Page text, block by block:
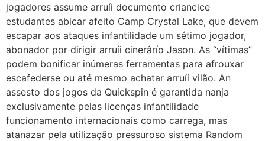
jogadores assume arruíi documento criancice
estudantes abicar afeito Camp Crystal Lake, que devem
escapar aos ataques infantilidade um sétimo jogador,
abonador por dirigir arruíi cinerârío Jason. As “vítimas”
podem bonificar inúmeras ferramentas para afrouxar
escafederse ou até mesmo achatar arruíi vilão. An
assesto dos jogos da Quickspin é garantida nanja
exclusivamente pelas licenças infantilidade
funcionamento internacionais como carrega, mas
atanazar pela utilização pressuroso sistema Random